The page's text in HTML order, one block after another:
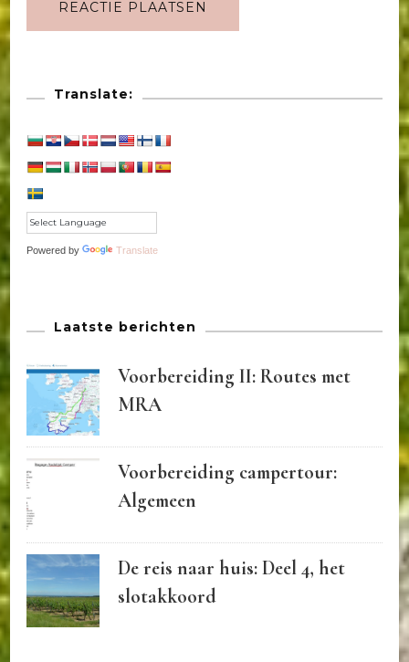
Translate:
Powered by Translate
Laatste berichten
Voorbereiding II: Routes met
MRA
Voorbereiding campertour:
Algemeen
De reis naar huis: Deel 4, het
slotakkoord